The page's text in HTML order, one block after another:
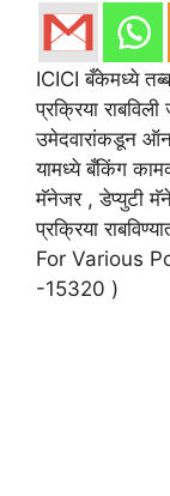
ICICI बँकेमध्ये
प्रक्रिया
उमेदवारांकडून
यामध्ये बँकिंग
मॅनेजर , डेप्युटी
प्रक्रिया
For Various
-15320 )